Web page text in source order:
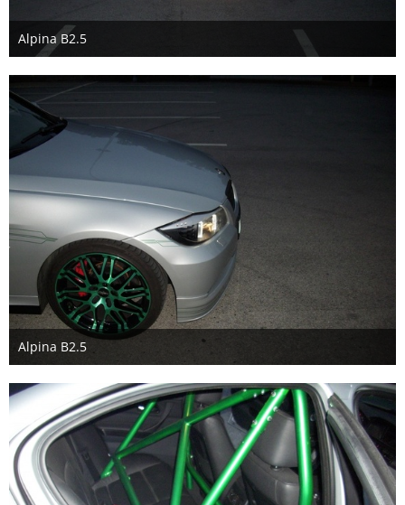
Alpina B2.5
28. August 2018
Alpina B2.5
28. August 2018